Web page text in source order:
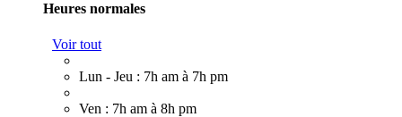
Heures normales
Voir tout
Lun - Jeu : 7h am à 7h pm
Ven : 7h am à 8h pm